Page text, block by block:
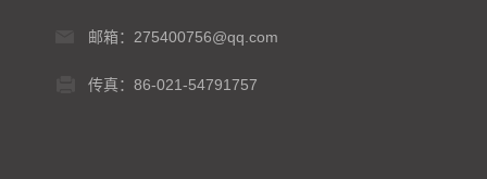
邮箱：275400756@qq.com
传真：86-021-54791757